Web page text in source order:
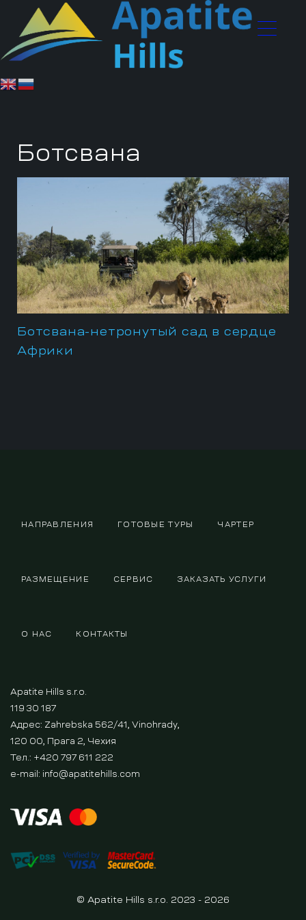
Ботсвана
Ботсвана-нетронутый сад в сердце
Африки
НАПРАВЛЕНИЯ ГОТОВЫЕ ТУРЫ ЧАРТЕР
РАЗМЕЩЕНИЕ СЕРВИС ЗАКАЗАТЬ УСЛУГИ
О НАС КОНТАКТЫ
Apatite Hills s.r.o.
119 30 187
Адрес: Zahrebska 562/41, Vinohrady,
120 00, Прага 2, Чехия
Тел.: +420 797 611 222
e-mail: info@apatitehills.com
© Apatite Hills s.r.o. 2023 - 2026